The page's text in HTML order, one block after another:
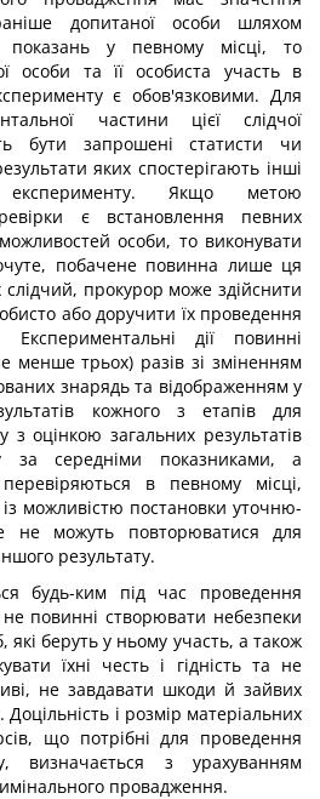
допитаної особи шляхом
показань у певному місці, то
особи та її особиста участь в
є обов'язковими. Для
частини цієї слідчої
бути запрошені статисти чи
яких спостерігають інші
експерименту. Якщо метою
є встановлення певних
особи, то виконувати
побачене повинна лише ця
прокурор може здійснити
або доручити їх проведення
дії повинні
менше трьох) разів зі зміненням
знарядь та відображенням у
кожного з етапів для
оцінкою загальних результатів
за середніми показниками, а
в певному місці,
можливістю постановки уточню-
не можуть повторюватися для
результату.
будь-ким під час проведення
повинні створювати небезпеки
які беруть у ньому участь, а також
їхні честь і гідність та не
не завдавати шкоди й зайвих
і розмір матеріальних
що потрібні для проведення
визначається з урахуванням
провадження.